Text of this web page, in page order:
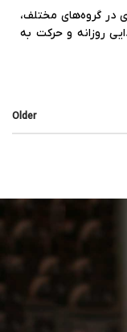
در گروه‌های مختلف،
روزانه و حرکت به
Older